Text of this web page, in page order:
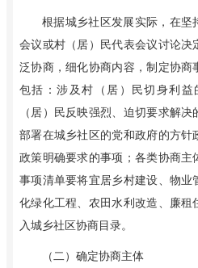
根据城乡社区发展实际，在坚
会议或村（居）民代表会议讨论决
泛协商，细化协商内容，制定协商
包括：涉及村（居）民切身利
（居）民反映强烈、迫切要求解
部署在城乡社区的党和政府的方针
政策明确要求的事项；各类协商主
事项清单要将宜居乡村建设、物业
化绿化工程、农田水利改造、廉租
入城乡社区协商目录。
（二）确定协商主体